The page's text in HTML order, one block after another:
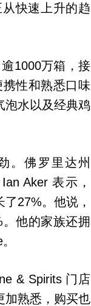
快速上升的趋
1000万箱，接
性和熟悉口味
泡水以及经典鸡
。佛罗里达州
Aker 表示，
27%。他说，
他的家族还拥
& Spirits 门店
加熟悉，购买也